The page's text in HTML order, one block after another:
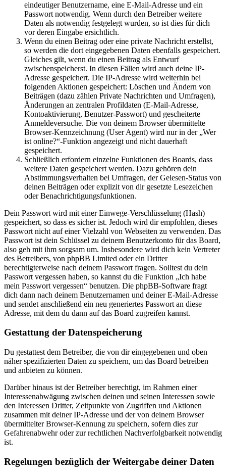
eindeutiger Benutzername, eine E-Mail-Adresse und ein
Passwort notwendig. Wenn durch den Betreiber weitere
Daten als notwendig festgelegt wurden, so ist dies für dich
vor deren Eingabe ersichtlich.
Wenn du einen Beitrag oder eine private Nachricht erstellst,
so werden die dort eingegebenen Daten ebenfalls gespeichert.
Gleiches gilt, wenn du einen Beitrag als Entwurf
zwischenspeicherst. In diesen Fällen wird auch deine IP-
Adresse gespeichert. Die IP-Adresse wird weiterhin bei
folgenden Aktionen gespeichert: Löschen und Ändern von
Beiträgen (dazu zählen Private Nachrichten und Umfragen),
Änderungen an zentralen Profildaten (E-Mail-Adresse,
Kontoaktivierung, Benutzer-Passwort) und gescheiterte
Anmeldeversuche. Die von deinem Browser übermittelte
Browser-Kennzeichnung (User Agent) wird nur in der „Wer
ist online?“-Funktion angezeigt und nicht dauerhaft
gespeichert.
Schließlich erfordern einzelne Funktionen des Boards, dass
weitere Daten gespeichert werden. Dazu gehören dein
Abstimmungsverhalten bei Umfragen, der Gelesen-Status von
deinen Beiträgen oder explizit von dir gesetzte Lesezeichen
oder Benachrichtigungsfunktionen.
Dein Passwort wird mit einer Einwege-Verschlüsselung (Hash)
gespeichert, so dass es sicher ist. Jedoch wird dir empfohlen, dieses
Passwort nicht auf einer Vielzahl von Webseiten zu verwenden. Das
Passwort ist dein Schlüssel zu deinem Benutzerkonto für das Board,
also geh mit ihm sorgsam um. Insbesondere wird dich kein Vertreter
des Betreibers, von phpBB Limited oder ein Dritter
berechtigterweise nach deinem Passwort fragen. Solltest du dein
Passwort vergessen haben, so kannst du die Funktion „Ich habe
mein Passwort vergessen“ benutzen. Die phpBB-Software fragt
dich dann nach deinem Benutzernamen und deiner E-Mail-Adresse
und sendet anschließend ein neu generiertes Passwort an diese
Adresse, mit dem du dann auf das Board zugreifen kannst.
Gestattung der Datenspeicherung
Du gestattest dem Betreiber, die von dir eingegebenen und oben
näher spezifizierten Daten zu speichern, um das Board betreiben
und anbieten zu können.
Darüber hinaus ist der Betreiber berechtigt, im Rahmen einer
Interessenabwägung zwischen deinen und seinen Interessen sowie
den Interessen Dritter, Zeitpunkte von Zugriffen und Aktionen
zusammen mit deiner IP-Adresse und der von deinem Browser
übermittelter Browser-Kennung zu speichern, sofern dies zur
Gefahrenabwehr oder zur rechtlichen Nachverfolgbarkeit notwendig
ist.
Regelungen bezüglich der Weitergabe deiner Daten